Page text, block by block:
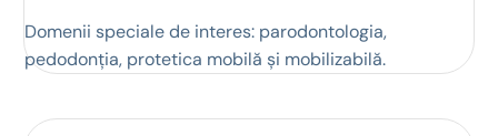
Domenii speciale de interes: parodontologia,
pedodonția, protetica mobilă și mobilizabilă.